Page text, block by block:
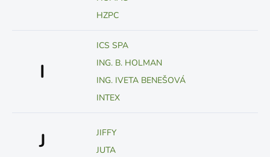
HZPC
I
ICS SPA
ING. B. HOLMAN
ING. IVETA BENEŠOVÁ
INTEX
J
JIFFY
JUTA